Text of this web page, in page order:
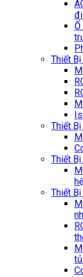
Thiết
Thiết
Thiết
Thiết